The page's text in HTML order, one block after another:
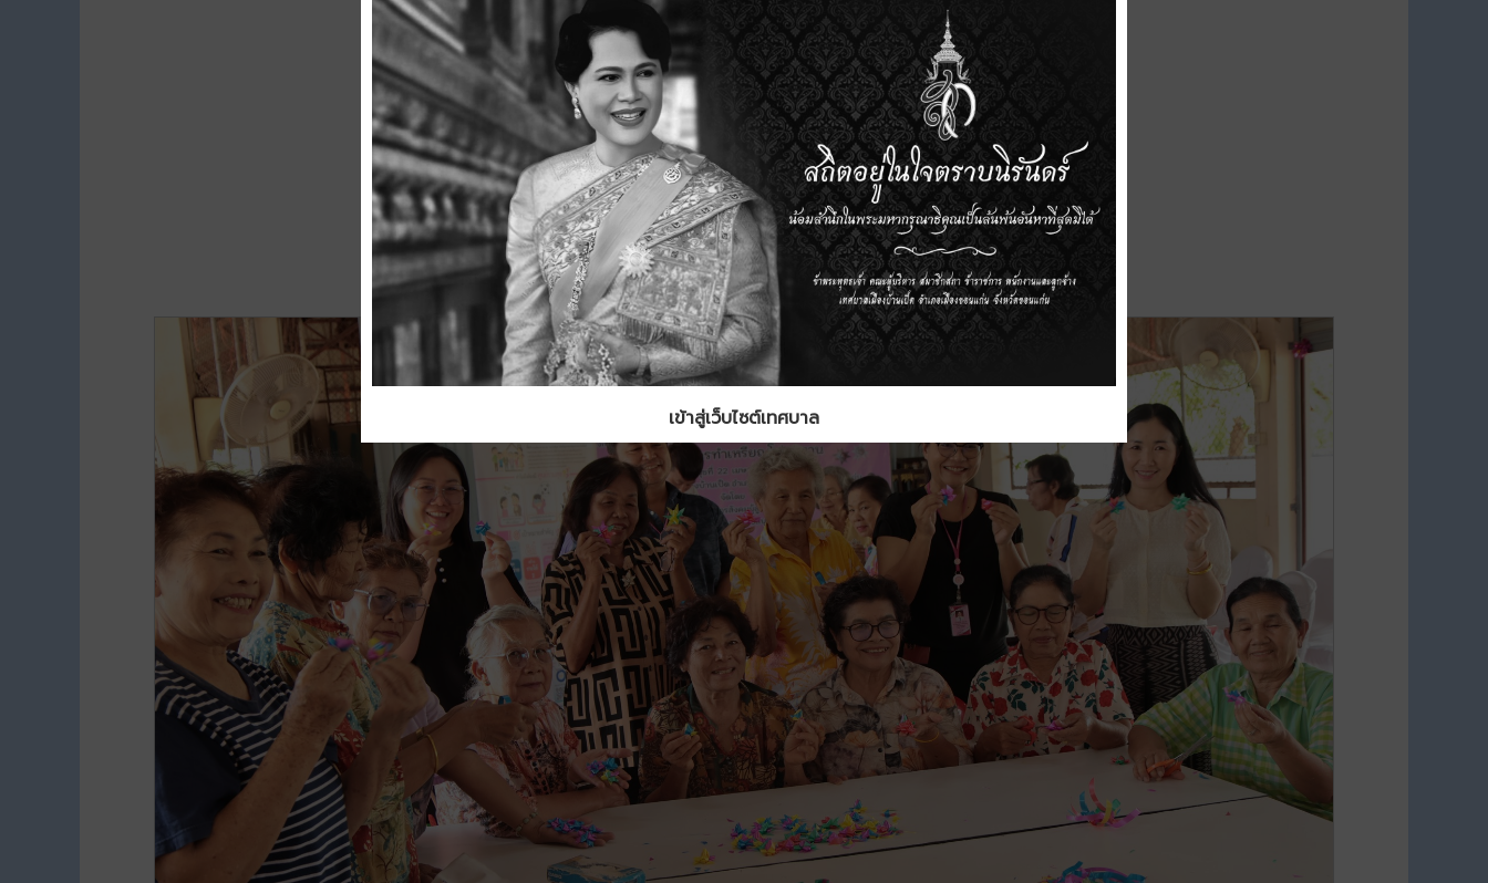
เข้าสู่เว็บไซต์เทศบาล